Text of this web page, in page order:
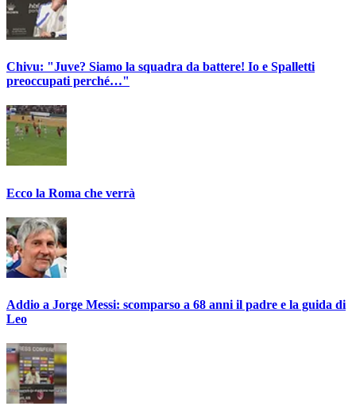
Chivu: "Juve? Siamo la squadra da battere! Io e Spalletti
preoccupati perché…"
Ecco la Roma che verrà
Addio a Jorge Messi: scomparso a 68 anni il padre e la guida di
Leo